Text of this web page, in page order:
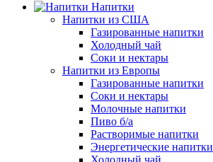
Напитки
Напитки из США
Газированные напитки
Холодный чай
Соки и нектары
Напитки из Европы
Газированные напитки
Соки и нектары
Молочные напитки
Пиво б/а
Растворимые напитки
Энергетические напитки
Холодный чай